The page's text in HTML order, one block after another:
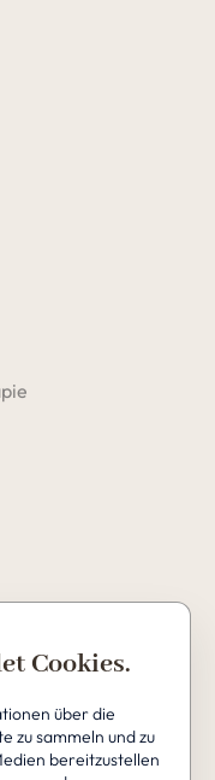
Cookies.
über die
zu sammeln und zu
bereitzustellen